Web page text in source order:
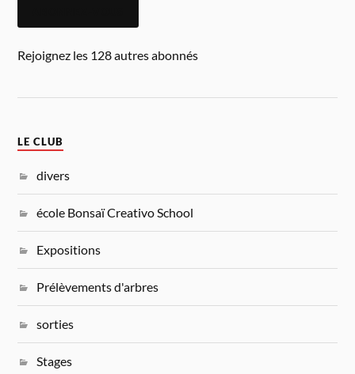
Rejoignez les 128 autres abonnés
LE CLUB
divers
école Bonsaï Creativo School
Expositions
Prélèvements d'arbres
sorties
Stages